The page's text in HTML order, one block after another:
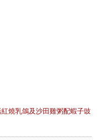
燒乳鴿及沙田雞粥配蝦子豉